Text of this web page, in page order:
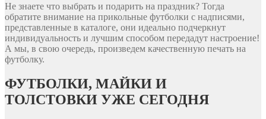
Не знаете что выбрать и подарить на праздник? Тогда
обратите внимание на прикольные футболки с надписями,
представленные в каталоге, они идеально подчеркнут
индивидуальность и лучшим способом передадут настроение!
А мы, в свою очередь, произведем качественную печать на
футболку.
ФУТБОЛКИ, МАЙКИ И
ТОЛСТОВКИ УЖЕ СЕГОДНЯ